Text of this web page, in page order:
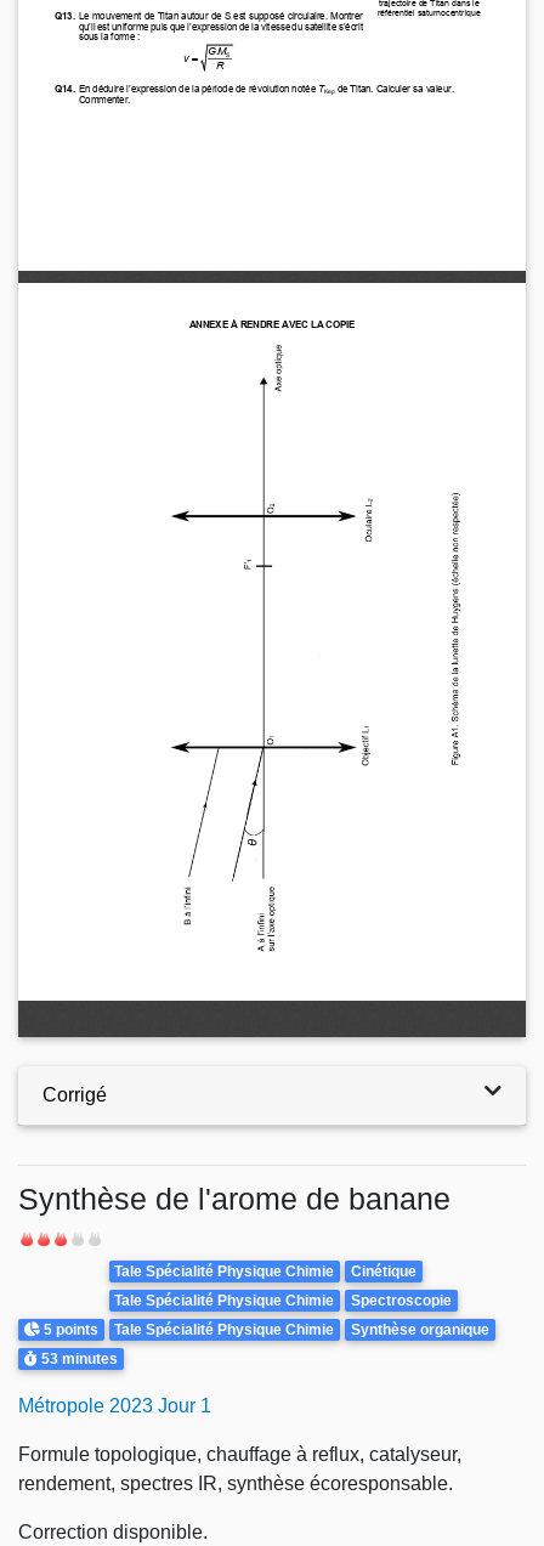
Corrigé
Synthèse de l'arome de banane
Difficulté
Points
5 points
Theme
Tale Spécialité Physique Chimie
Cinétique
Tale Spécialité Physique Chimie
Spectroscopie
Tale Spécialité Physique Chimie
Synthèse organique
Durée
53 minutes
Métropole 2023 Jour 1
Formule topologique, chauffage à reflux, catalyseur,
rendement, spectres IR, synthèse écoresponsable.
Correction disponible.